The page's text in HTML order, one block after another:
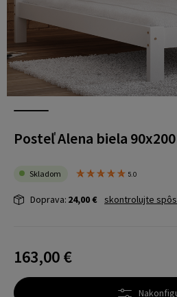
Posteľ Alena biela
Skladom 5.0
Doprava: 24,00 € skontrolujte
163,00 €